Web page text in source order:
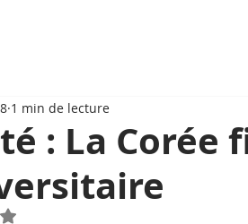
: La
1 min de lecture
NaN étoiles sur 5.